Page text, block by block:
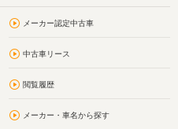
メーカー認定中古車
中古車リース
閲覧履歴
メーカー・車名から探す